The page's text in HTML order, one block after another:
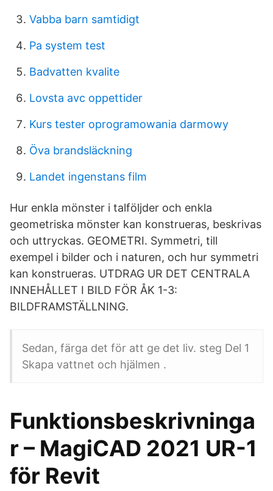
Vabba barn samtidigt
Pa system test
Badvatten kvalite
Lovsta avc oppettider
Kurs tester oprogramowania darmowy
Öva brandsläckning
Landet ingenstans film
Hur enkla mönster i talföljder och enkla
geometriska mönster kan konstrueras, beskrivas
och uttryckas. GEOMETRI. Symmetri, till
exempel i bilder och i naturen, och hur symmetri
kan konstrueras. UTDRAG UR DET CENTRALA
INNEHÅLLET I BILD FÖR ÅK 1-3:
BILDFRAMSTÄLLNING.
Sedan, färga det för att ge det liv. steg Del 1
Skapa vattnet och hjälmen .
Funktionsbeskrivninga
r – MagiCAD 2021 UR-1
för Revit